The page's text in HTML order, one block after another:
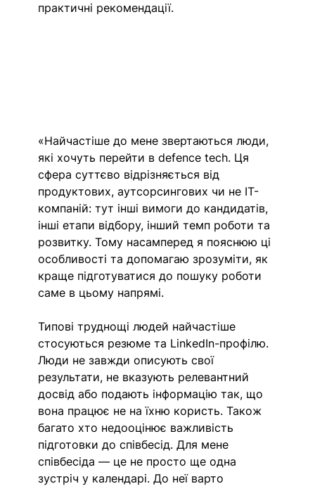
практичні рекомендації.
«Найчастіше до мене звертаються люди,
які хочуть перейти в defence tech. Ця
сфера суттєво відрізняється від
продуктових, аутсорсингових чи не ІТ-
компаній: тут інші вимоги до кандидатів,
інші етапи відбору, інший темп роботи та
розвитку. Тому насамперед я пояснюю ці
особливості та допомагаю зрозуміти, як
краще підготуватися до пошуку роботи
саме в цьому напрямі.
Типові труднощі людей найчастіше
стосуються резюме та LinkedIn-профілю.
Люди не завжди описують свої
результати, не вказують релевантний
досвід або подають інформацію так, що
вона працює не на їхню користь. Також
багато хто недооцінює важливість
підготовки до співбесід. Для мене
співбесіда — це не просто ще одна
зустріч у календарі. До неї варто